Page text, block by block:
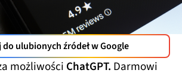
do ulubionych źródeł w Google
możliwości ChatGPT. Darmowi